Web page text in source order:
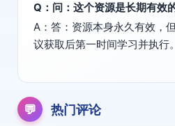
Q：问：这个资源是长期有效
A：答：资源本身永久有效，
议获取后第一时间学习并执行。
💬 热门评论